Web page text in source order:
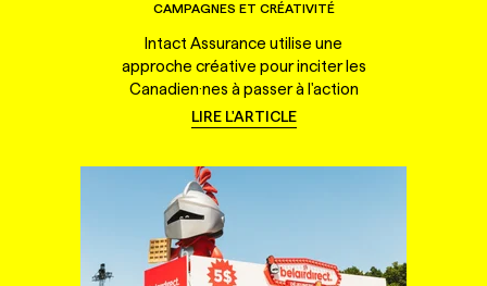
CAMPAGNES ET CRÉATIVITÉ
Intact Assurance utilise une
approche créative pour inciter les
Canadien·nes à passer à l'action
LIRE L'ARTICLE